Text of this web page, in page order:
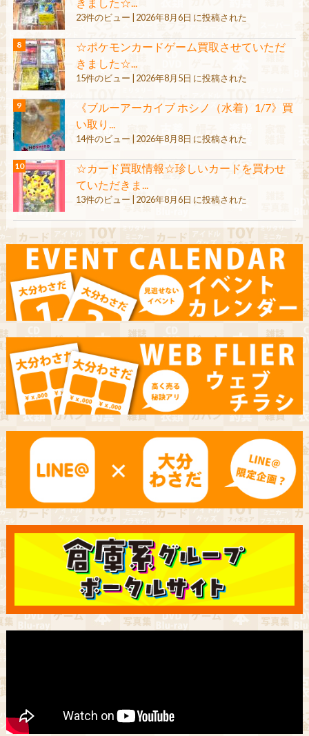
23件のビュー | 2026年8月6日 に投稿された
☆ポケモンカードゲーム買取させていただ
きました☆...
15件のビュー | 2026年8月5日 に投稿された
《ブルーアーカイブ ホシノ（水着）1/7》買
い取り...
14件のビュー | 2026年8月8日 に投稿された
☆カード買取情報☆珍しいカードを買わせ
ていただきま...
13件のビュー | 2026年8月6日 に投稿された